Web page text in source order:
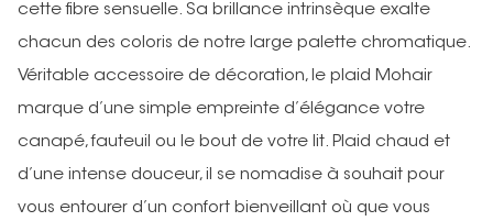
cette fibre sensuelle. Sa brillance intrinsèque exalte
chacun des coloris de notre large palette chromatique.
Véritable accessoire de décoration, le plaid Mohair
marque d’une simple empreinte d’élégance votre
canapé, fauteuil ou le bout de votre lit. Plaid chaud et
d’une intense douceur, il se nomadise à souhait pour
vous entourer d’un confort bienveillant où que vous